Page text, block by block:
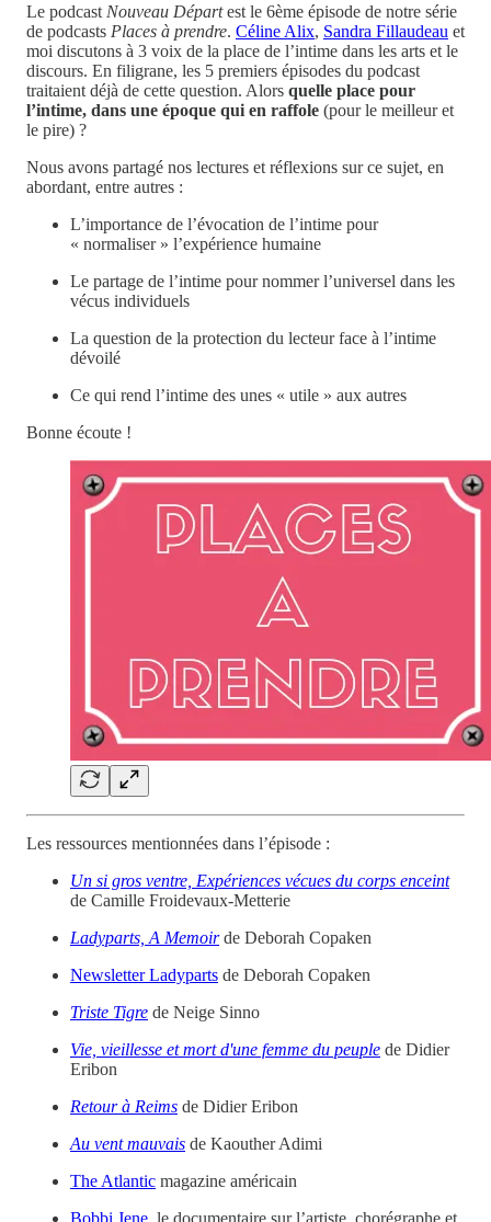
Le podcast Nouveau Départest le 6ème épisode de notre série
de podcasts Places à prendre. Céline Alix, Sandra Fillaudeau et
moi discutons à 3 voix de la place de l’intime dans les arts et le
discours. En filigrane, les 5 premiers épisodes du podcast
traitaient déjà de cette question. Alors quelle place pour
l’intime, dans une époque qui en raffole (pour le meilleur et
le pire) ?
Nous avons partagé nos lectures et réflexions sur ce sujet, en
abordant, entre autres :
L’importance de l’évocation de l’intime pour
« normaliser » l’expérience humaine
Le partage de l’intime pour nommer l’universel dans les
vécus individuels
La question de la protection du lecteur face à l’intime
dévoilé
Ce qui rend l’intime des unes « utile » aux autres
Bonne écoute !
Les ressources mentionnées dans l’épisode :
Un si gros ventre, Expériences vécues du corps enceint
de Camille Froidevaux-Metterie
Ladyparts, A Memoirde Deborah Copaken
Newsletter Ladyparts de Deborah Copaken
Triste Tigre de Neige Sinno
Vie, vieillesse et mort d'une femme du peuple de Didier
Eribon
Retour à Reims de Didier Eribon
Au vent mauvais de Kaouther Adimi
The Atlantic magazine américain
Bobbi Jene , le documentaire sur l’artiste, chorégraphe et